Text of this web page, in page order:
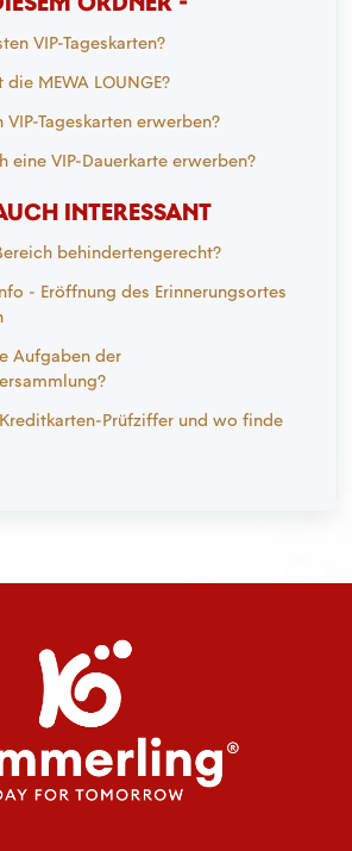
VIP-Tageskarten?
MEWA LOUNGE?
VIP-Tageskarten erwerben?
eine VIP-Dauerkarte erwerben?
INTERESSANT
behindertengerecht?
- Eröffnung des Erinnerungsortes
Aufgaben der
Prüfziffer und wo finde